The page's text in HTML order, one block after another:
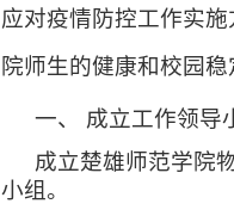
应对疫情防控工作实
院师生的健康和校园稳
一、 成立工作领导
成立楚雄师范学院
小组。